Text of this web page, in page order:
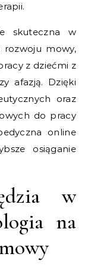
skuteczna w
rozwoju mowy,
z dziećmi z
afazją. Dzięki
oraz
do pracy
online
osiąganie
w
na